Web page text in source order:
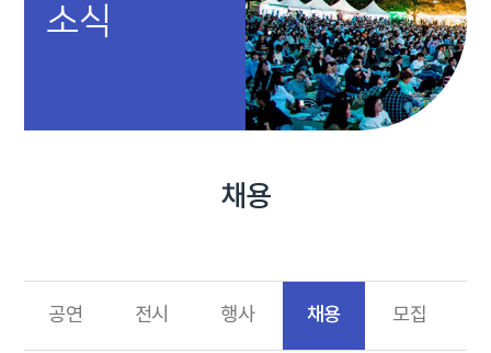
소식
채용
공연 전시 행사 채용 모집